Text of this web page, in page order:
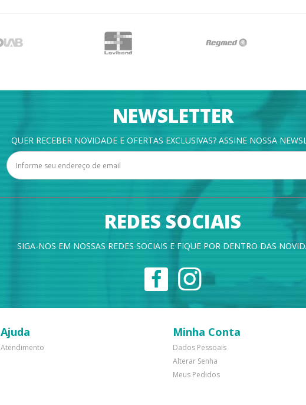
NEWSLETTER
QUER RECEBER NOVIDADE E OFERTAS EXCLUSIVAS? ASSINE NOSSA
REDES SOCIAIS
SIGA-NOS EM NOSSAS REDES SOCIAIS E FIQUE POR DENTRO DAS
Ajuda
Atendimento
Minha Conta
Dados Pessoais
Alterar Senha
Meus Pedidos